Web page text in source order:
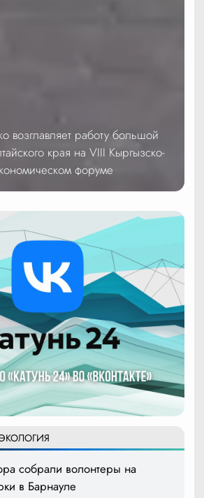
возглавляет работу большой
края на VIII Кыргызско-
форуме
ЭКОЛОГИЯ
собрали волонтеры на
в Барнауле